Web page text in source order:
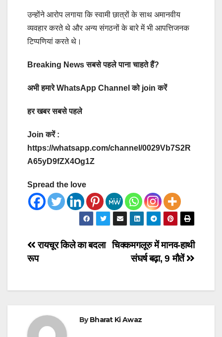
उन्होंने आरोप लगाया कि स्वामी छात्रों के साथ अमानवीय
व्यवहार करते थे और अन्य संगठनों के बारे में भी आपत्तिजनक
टिप्पणियां करते थे।
Breaking News सबसे पहले पाना चाहते हैं?
अभी हमारे WhatsApp Channel को join करें
हर खबर सबसे पहले
Join करें :
https://whatsapp.com/channel/0029Vb7S2R
A65yD9fZX4Og1Z
Spread the love
Post
चिक्कमगलूरु में मानव-हाथी
संघर्ष बढ़ा, 9 मौतें
रायचूर किले का बदला
रूप
ByBharat Ki Awaz